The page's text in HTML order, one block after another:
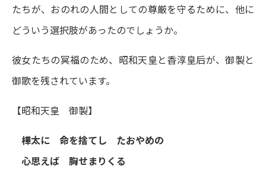
たちが、おのれの人間としての尊厳を守るために、他に
どういう選択肢があったのでしょうか。
彼女たちの冥福のため、昭和天皇と香淳皇后が、御製と
御歌を残されています。
【昭和天皇 御製】
樺太に 命を捨てし たおやめの
心思えば 胸せまりくる